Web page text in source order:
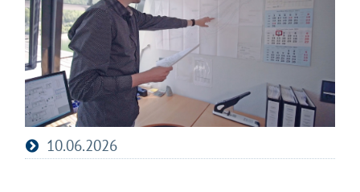
10.06.2026